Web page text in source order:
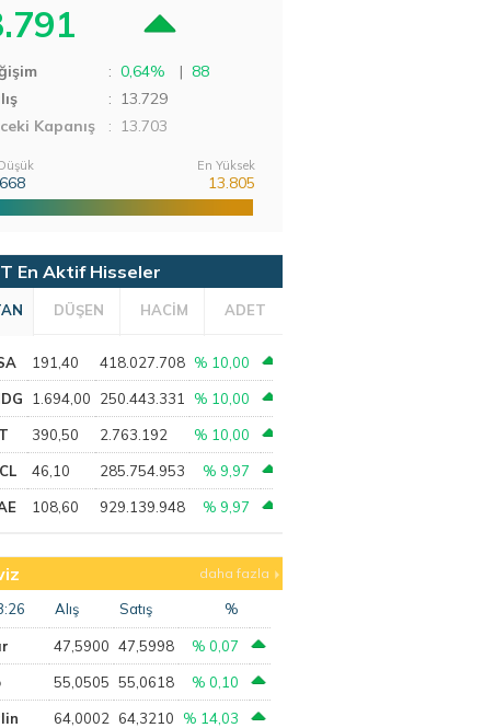
: 0,64% | 88
: 13.729
Kapanış
: 13.703
En Yüksek
13.805
En Aktif Hisseler
DÜŞEN HACİM ADET
191,40 418.027.708 % 10,00
1.694,00 250.443.331 % 10,00
390,50 2.763.192 % 10,00
46,10 285.754.953 % 9,97
108,60 929.139.948 % 9,97
daha fazla
Alış Satış %
47,5900 47,5998 % 0,07
55,0505 55,0618 % 0,10
64,0002 64,3210 % 14,03